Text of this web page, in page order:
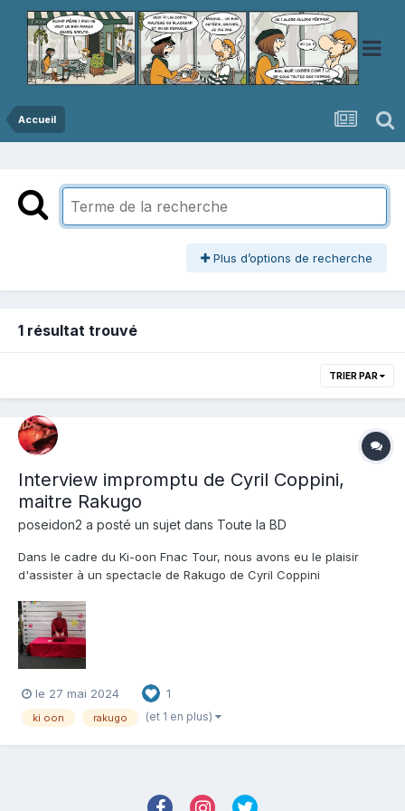
Accueil
Plus d’options de recherche
1 résultat trouvé
TRIER PAR
Interview impromptu de Cyril Coppini,
maitre Rakugo
poseidon2 a posté un sujet dans Toute la BD
Dans le cadre du Ki-oon Fnac Tour, nous avons eu le plaisir
d'assister à un spectacle de Rakugo de Cyril Coppini
a gentiment accepté de répondre à quelques questions
impromptues. Questions qui se sont révélées dépasser le simple
cadr...
le 27 mai 2024 1
ki oon rakugo (et 1 en plus)